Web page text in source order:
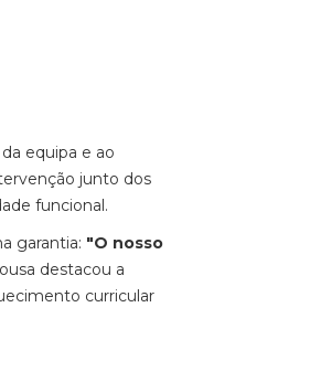
equipa e ao
junto dos
funcional.
garantia: "O nosso
destacou a
curricular